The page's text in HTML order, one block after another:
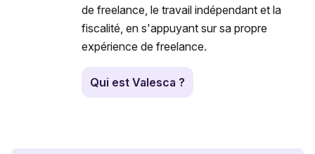
de freelance, le travail indépendant et la
fiscalité, en s'appuyant sur sa propre
expérience de freelance.
Qui est Valesca ?